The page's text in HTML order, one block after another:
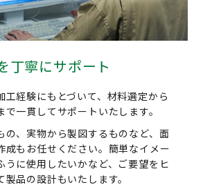
丁寧にサポート
工経験にもとづいて、材料選定から
で一貫してサポートいたします。
の、実物から製図するものなど、面
成もお任せください。簡単なイメー
うに使用したいかなど、ご要望をヒ
製品の設計もいたします。